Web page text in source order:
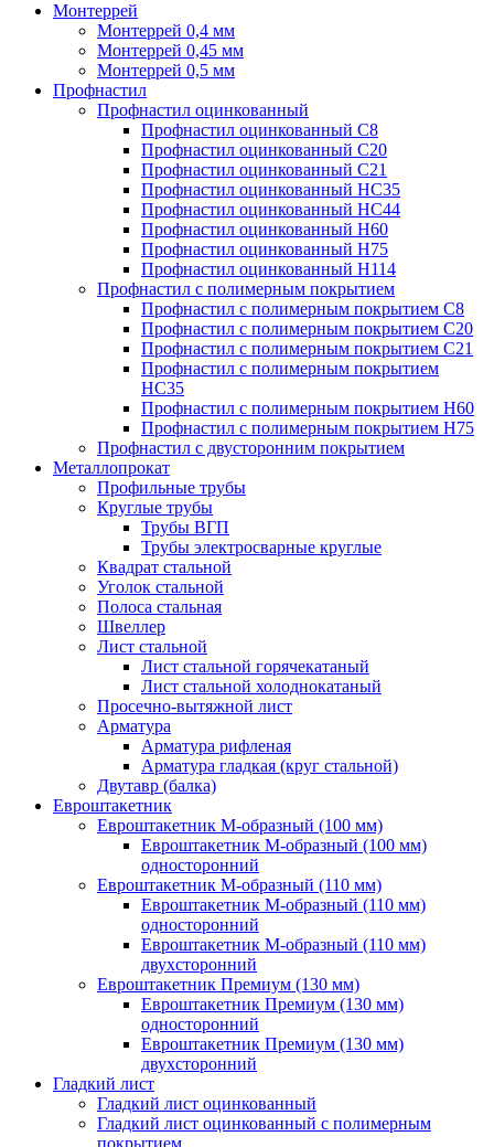
Монтеррей
Монтеррей 0,4 мм
Монтеррей 0,45 мм
Монтеррей 0,5 мм
Профнастил
Профнастил оцинкованный
Профнастил оцинкованный С8
Профнастил оцинкованный С20
Профнастил оцинкованный С21
Профнастил оцинкованный НС35
Профнастил оцинкованный НС44
Профнастил оцинкованный Н60
Профнастил оцинкованный Н75
Профнастил оцинкованный Н114
Профнастил с полимерным покрытием
Профнастил с полимерным покрытием С8
Профнастил с полимерным покрытием С20
Профнастил с полимерным покрытием С21
Профнастил с полимерным покрытием
НС35
Профнастил с полимерным покрытием Н60
Профнастил с полимерным покрытием Н75
Профнастил с двусторонним покрытием
Металлопрокат
Профильные трубы
Круглые трубы
Трубы ВГП
Трубы электросварные круглые
Квадрат стальной
Уголок стальной
Полоса стальная
Швеллер
Лист стальной
Лист стальной горячекатаный
Лист стальной холоднокатаный
Просечно-вытяжной лист
Арматура
Арматура рифленая
Арматура гладкая (круг стальной)
Двутавр (балка)
Евроштакетник
Евроштакетник М-образный (100 мм)
Евроштакетник М-образный (100 мм)
односторонний
Евроштакетник М-образный (110 мм)
Евроштакетник М-образный (110 мм)
односторонний
Евроштакетник М-образный (110 мм)
двухсторонний
Евроштакетник Премиум (130 мм)
Евроштакетник Премиум (130 мм)
односторонний
Евроштакетник Премиум (130 мм)
двухсторонний
Гладкий лист
Гладкий лист оцинкованный
Гладкий лист оцинкованный с полимерным
покрытием